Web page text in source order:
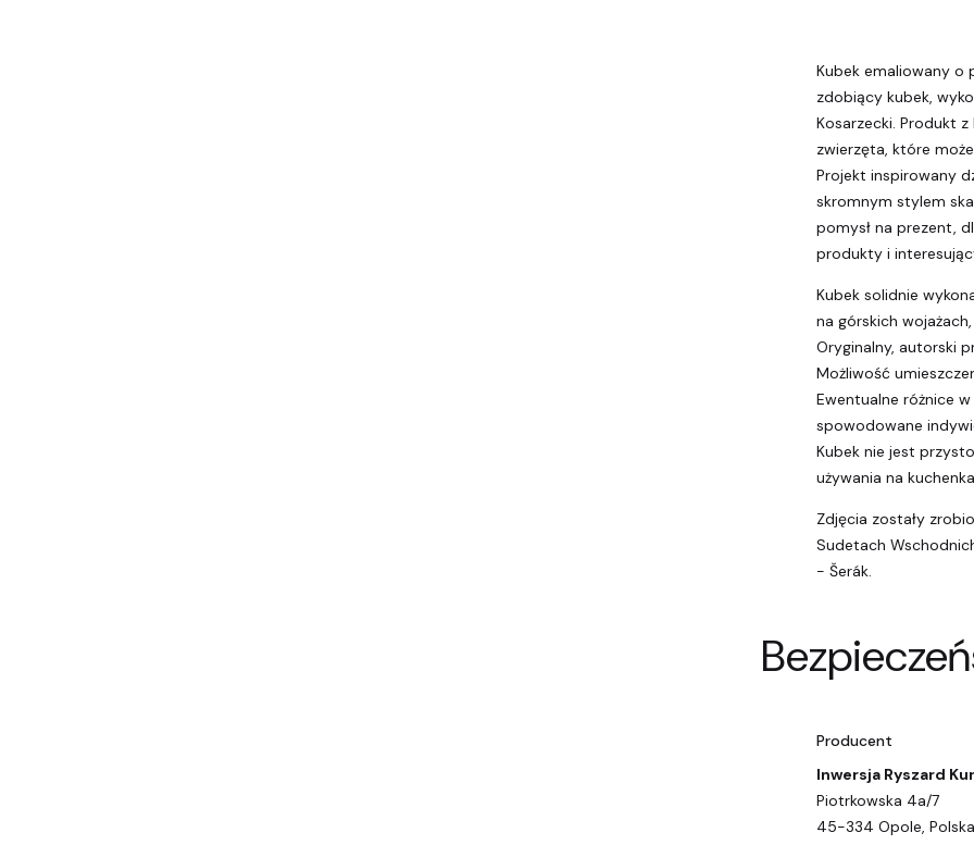
Kubek emaliowany o
zdobiący kubek,
Kosarzecki. Produkt
zwierzęta, które
Projekt inspirowany
skromnym stylem
pomysł na prezent,
produkty i
Kubek solidnie
na górskich
Oryginalny, autorski
Możliwość
Ewentualne różnice
spowodowane
Kubek nie jest
używania na
Zdjęcia zostały
Sudetach
- Šerák.
Producent
Inwersja Ryszard
Piotrkowska 4a/7
45-334 Opole, Polska